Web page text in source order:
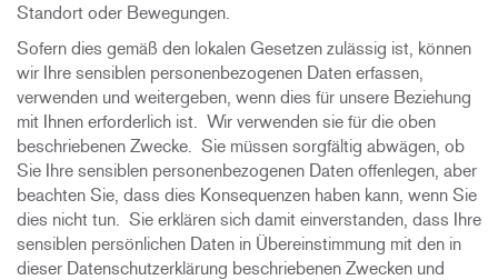
Standort oder Bewegungen.
Sofern dies gemäß den lokalen Gesetzen zulässig ist, können
wir Ihre sensiblen personenbezogenen Daten erfassen,
verwenden und weitergeben, wenn dies für unsere Beziehung
mit Ihnen erforderlich ist. Wir verwenden sie für die oben
beschriebenen Zwecke. Sie müssen sorgfältig abwägen, ob
Sie Ihre sensiblen personenbezogenen Daten offenlegen, aber
beachten Sie, dass dies Konsequenzen haben kann, wenn Sie
dies nicht tun. Sie erklären sich damit einverstanden, dass Ihre
sensiblen persönlichen Daten in Übereinstimmung mit den in
dieser Datenschutzerklärung beschriebenen Zwecken und